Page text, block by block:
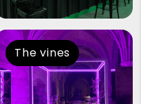
The vines